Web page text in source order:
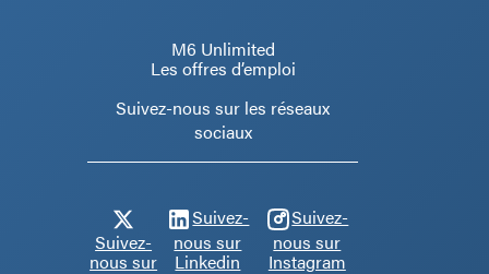
M6 Unlimited
Les offres d’emploi
Suivez-nous sur les réseaux
sociaux
Suivez-
nous sur
Suivez-
nous sur
Linkedin
Suivez-
nous sur
Instagram